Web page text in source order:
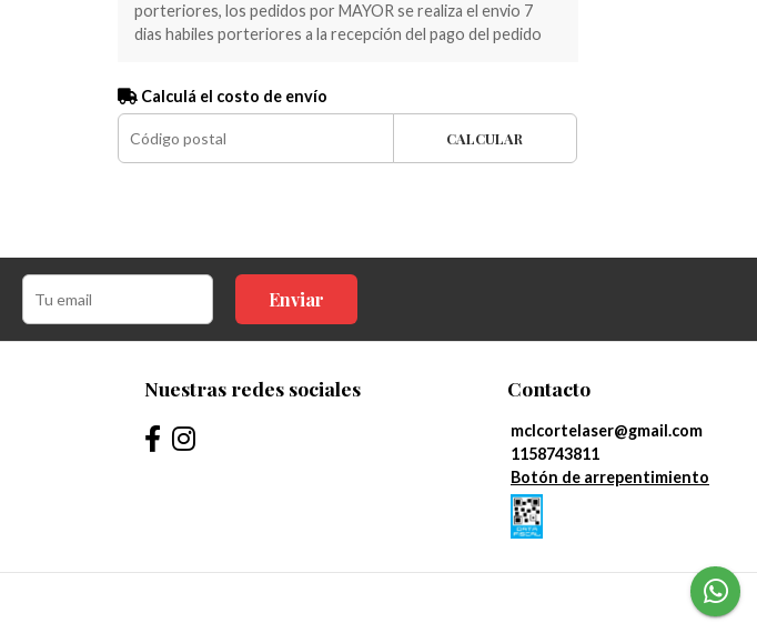
porteriores, los pedidos por MAYOR se realiza el envio 7
dias habiles porteriores a la recepción del pago del pedido
Calculá el costo de envío
CALCULAR
Enviar
Nuestras redes sociales Contacto
mclcortelaser@gmail.com
1158743811
Botón de arrepentimiento